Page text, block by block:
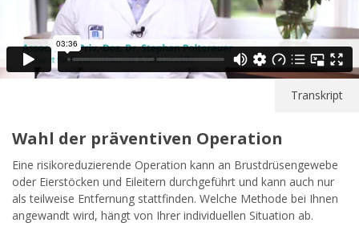
Transkript
Wahl der präventiven Operation
Eine risikoreduzierende Operation kann an Brustdrüsengewebe
oder Eierstöcken und Eileitern durchgeführt und kann auch nur
als teilweise Entfernung stattfinden. Welche Methode bei Ihnen
angewandt wird, hängt von Ihrer individuellen Situation ab.